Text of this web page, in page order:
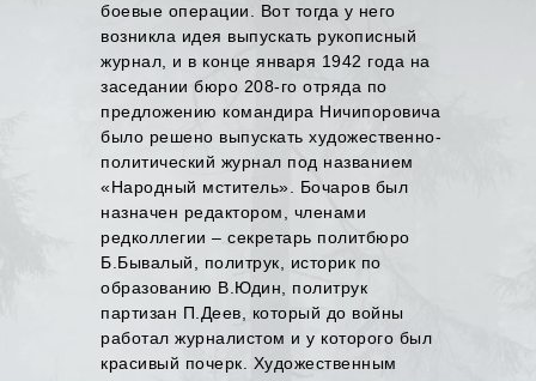
боевые операции. Вот тогда у него
возникла идея выпускать рукописный
журнал, и в конце января 1942 года на
заседании бюро 208-го отряда по
предложению командира Ничипоровича
было решено выпускать художественно-
политический журнал под названием
«Народный мститель». Бочаров был
назначен редактором, членами
редколлегии – секретарь политбюро
Б.Бывалый, политрук, историк по
образованию В.Юдин, политрук
партизан П.Деев, который до войны
работал журналистом и у которого был
красивый почерк. Художественным